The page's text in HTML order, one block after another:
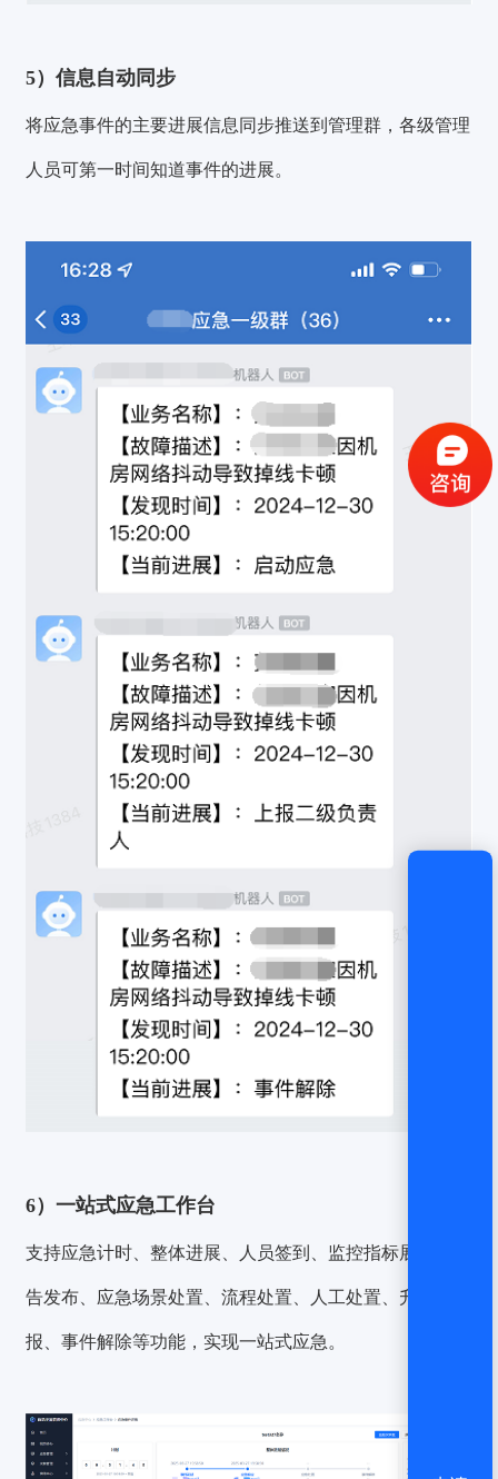
5）信息自动同步
将应急事件的主要进展信息同步推送到管理群，各级管理
人员可第一时间知道事件的进展。
6）一站式应急工作台
支持应急计时、整体进展、人员签到、监控指标展示、公
告发布、应急场景处置、流程处置、人工处置、升级上
报、事件解除等功能，实现一站式应急。
获取验证码
登录
还没有账号？